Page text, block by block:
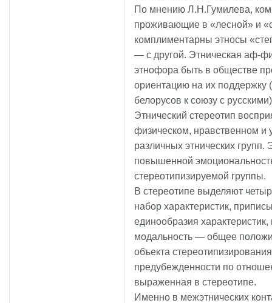
По мнению Л.Н.Гумилева,
проживающие в «лесной» и
комплиментарны этносы
— с другой. Этническая аф-
этнофора быть в обществе
ориентацию на их поддержку
белорусов к союзу с
Этнический стереотип
физическом, нравственном и
различных этнических групп.
повышенной
стереотипизируемой группы.
В стереотипе выделяют
набор характеристик,
единообразия
модальность — общее
объекта
предубежденности по
выраженная в стереотипе.
Именно в межэтнических